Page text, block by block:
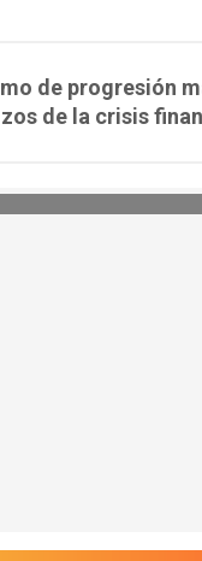
de progresión
de la crisis